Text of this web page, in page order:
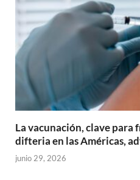
La vacunación, clave para
difteria en las Américas,
junio 29, 2026